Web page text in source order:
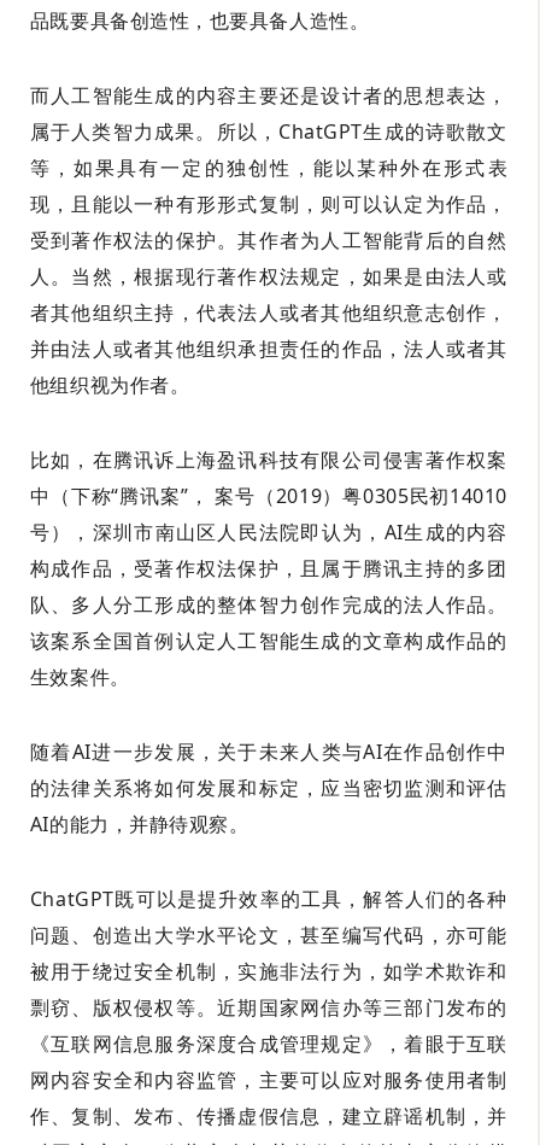
品既要具备创造性，也要具备人造性。
而人工智能生成的内容主要还是设计者的思想表达，
属于人类智力成果。所以，ChatGPT生成的诗歌散文
等，如果具有一定的独创性，能以某种外在形式表
现，且能以一种有形形式复制，则可以认定为作品，
受到著作权法的保护。其作者为人工智能背后的自然
人。当然，根据现行著作权法规定，如果是由法人或
者其他组织主持，代表法人或者其他组织意志创作，
并由法人或者其他组织承担责任的作品，法人或者其
他组织视为作者。
比如，在腾讯诉上海盈讯科技有限公司侵害著作权案
中（下称“腾讯案”， 案号（2019）粤0305民初14010
号），深圳市南山区人民法院即认为，AI生成的内容
构成作品，受著作权法保护，且属于腾讯主持的多团
队、多人分工形成的整体智力创作完成的法人作品。
该案系全国首例认定人工智能生成的文章构成作品的
生效案件。
随着AI进一步发展，关于未来人类与AI在作品创作中
的法律关系将如何发展和标定，应当密切监测和评估
AI的能力，并静待观察。
ChatGPT既可以是提升效率的工具，解答人们的各种
问题、创造出大学水平论文，甚至编写代码，亦可能
被用于绕过安全机制，实施非法行为，如学术欺诈和
剽窃、版权侵权等。近期国家网信办等三部门发布的
《互联网信息服务深度合成管理规定》，着眼于互联
网内容安全和内容监管，主要可以应对服务使用者制
作、复制、发布、传播虚假信息，建立辟谣机制，并